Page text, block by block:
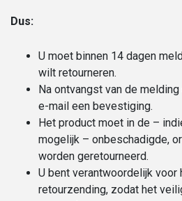
Dus:
U moet binnen 14 dagen
wilt retourneren.
Na ontvangst van de
e-mail een bevestiging.
Het product moet in de –
mogelijk – onbeschadigde,
worden geretourneerd.
U bent verantwoordelijk voor
retourzending, zodat het